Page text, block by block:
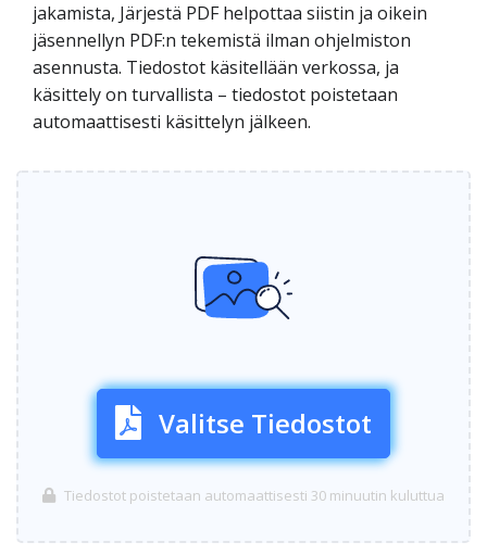
jakamista, Järjestä PDF helpottaa siistin ja oikein
jäsennellyn PDF:n tekemistä ilman ohjelmiston
asennusta. Tiedostot käsitellään verkossa, ja
käsittely on turvallista – tiedostot poistetaan
automaattisesti käsittelyn jälkeen.
Valitse Tiedostot
Tiedostot poistetaan automaattisesti 30 minuutin kuluttua